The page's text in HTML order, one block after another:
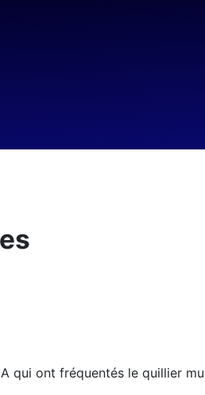
qui ont fréquentés le quillier